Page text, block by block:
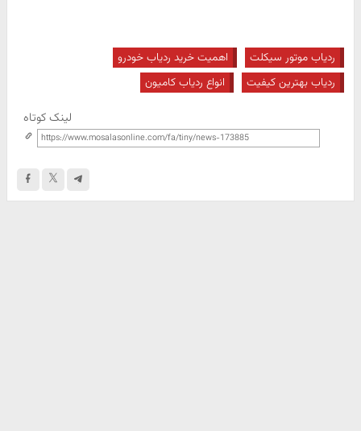
ردیاب موتور سیکلت
اهمیت خرید ردیاب خودرو
ردیاب بهترین کیفیت
انواع ردیاب کامیون
لینک کوتاه